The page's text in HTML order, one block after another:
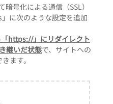
号化による通信（SSL）
に次のような設定を追加
https://」にリダイレクト
継いだ状態で、サイトへの
ます。